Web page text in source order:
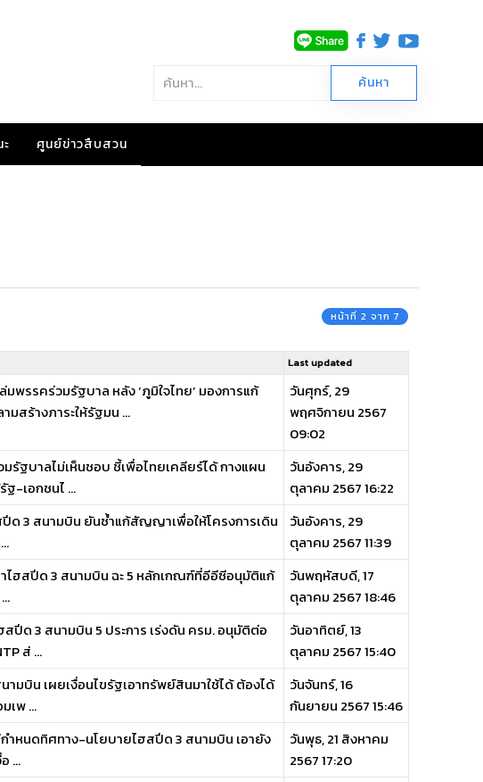
ศูนย์ข่าวสืบสวน
หน้าที่ 2 จาก 7
Last updated
รคร่วมรัฐบาล หลัง ‘ภูมิใจไทย’ มองการแก้
สร้างภาระให้รัฐมน ...
วันศุกร์, 29
พฤศจิกายน 2567
09:02
รัฐบาลไม่เห็นชอบ ชี้เพื่อไทยเคลียร์ได้ กางแผน
ฐ-เอกชนไ ...
วันอังคาร, 29
ตุลาคม 2567 16:22
ด 3 สนามบิน ยันซ้ำแก้สัญญาเพื่อให้โครงการเดิน
วันอังคาร, 29
ตุลาคม 2567 11:39
ไฮสปีด 3 สนามบิน ฉะ 5 หลักเกณฑ์ที่อีอีซีอนุมัติแก้
วันพฤหัสบดี, 17
ตุลาคม 2567 18:46
ด 3 สนามบิน 5 ประการ เร่งดัน ครม. อนุมัติต่อ
ส่ ...
วันอาทิตย์, 13
ตุลาคม 2567 15:40
มบิน เผยเงื่อนไขรัฐเอาทรัพย์สินมาใช้ได้ ต้องได้
เพ ...
วันจันทร์, 16
กันยายน 2567 15:46
ำหนดทิศทาง-นโยบายไฮสปีด 3 สนามบิน เอายัง
...
วันพุธ, 21 สิงหาคม
2567 17:20